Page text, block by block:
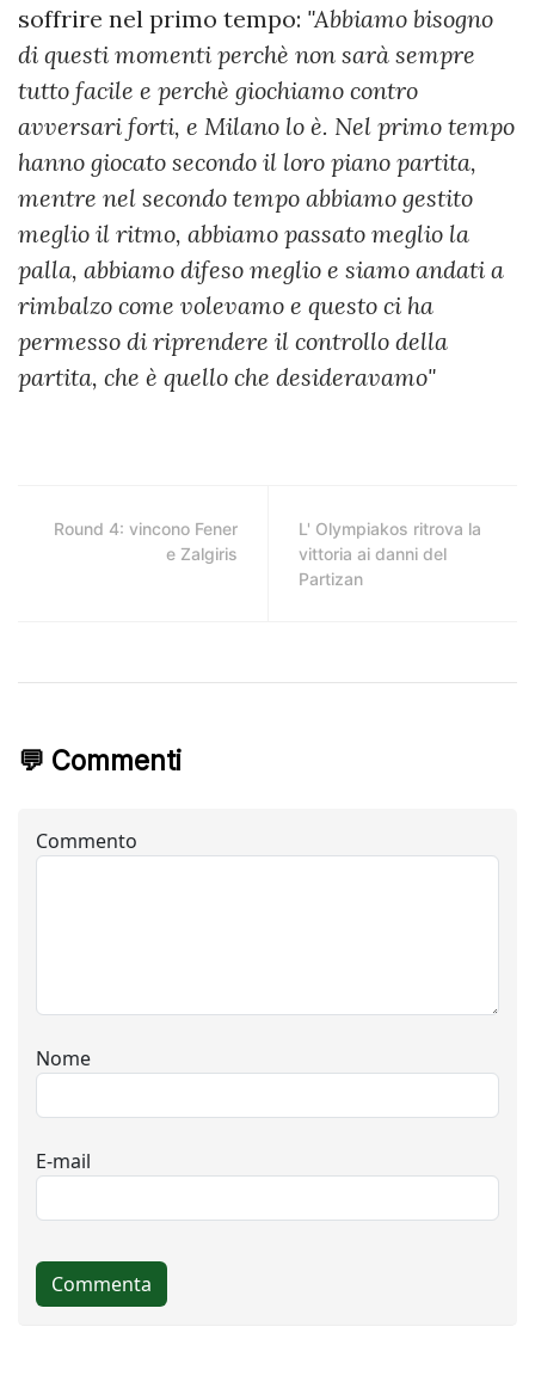
soffrire nel primo tempo: "Abbiamo bisogno
di questi momenti perchè non sarà sempre
tutto facile e perchè giochiamo contro
avversari forti, e Milano lo è. Nel primo tempo
hanno giocato secondo il loro piano partita,
mentre nel secondo tempo abbiamo gestito
meglio il ritmo, abbiamo passato meglio la
palla, abbiamo difeso meglio e siamo andati a
rimbalzo come volevamo e questo ci ha
permesso di riprendere il controllo della
partita, che è quello che desideravamo"
Round 4: vincono Fener
e Zalgiris
L' Olympiakos ritrova la
vittoria ai danni del
Partizan
💬 Commenti